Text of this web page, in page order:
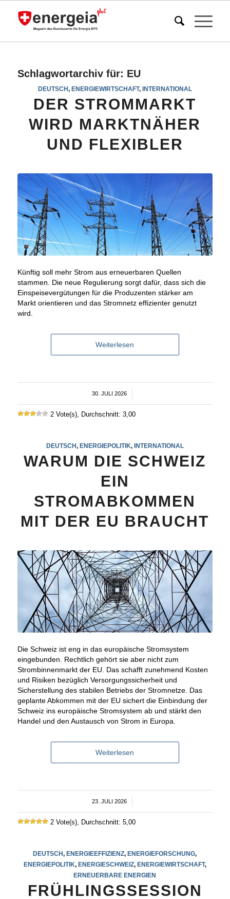
Schlagwortarchiv für: EU
DEUTSCH, ENERGIEWIRTSCHAFT, INTERNATIONAL
DER STROMMARKT
WIRD MARKTNÄHER
UND FLEXIBLER
Künftig soll mehr Strom aus erneuerbaren Quellen
stammen. Die neue Regulierung sorgt dafür, dass sich die
Einspeisevergütungen für die Produzenten stärker am
Markt orientieren und das Stromnetz effizienter genutzt
wird.
Weiterlesen
30. JULI 2026
2 Vote(s), Durchschnitt: 3,00
DEUTSCH, ENERGIEPOLITIK, INTERNATIONAL
WARUM DIE SCHWEIZ
EIN
STROMABKOMMEN
MIT DER EU BRAUCHT
Die Schweiz ist eng in das europäische Stromsystem
eingebunden. Rechtlich gehört sie aber nicht zum
Strombinnenmarkt der EU. Das schafft zunehmend Kosten
und Risiken bezüglich Versorgungssicherheit und
Sicherstellung des stabilen Betriebs der Stromnetze. Das
geplante Abkommen mit der EU sichert die Einbindung der
Schweiz ins europäische Stromsystem ab und stärkt den
Handel und den Austausch von Strom in Europa.
Weiterlesen
23. JULI 2026
2 Vote(s), Durchschnitt: 5,00
DEUTSCH,ENERGIEEFFIZIENZ,ENERGIEFORSCHUNG,
ENERGIEPOLITIK, ENERGIESCHWEIZ, ENERGIEWIRTSCHAFT,
ERNEUERBARE ENERGIEN
FRÜHLINGSSESSION